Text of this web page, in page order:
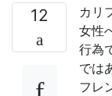
12 カリ
女性
行為
では
フレ